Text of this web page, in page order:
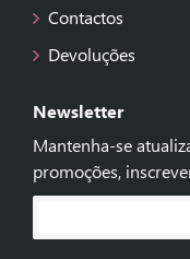
Contactos
Devoluções
Newsletter
Mantenha-se
promoções,